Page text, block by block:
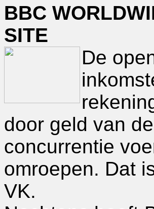
BBC
SITE
De
door geld van
concurrentie
omroepen. Dat
VK.